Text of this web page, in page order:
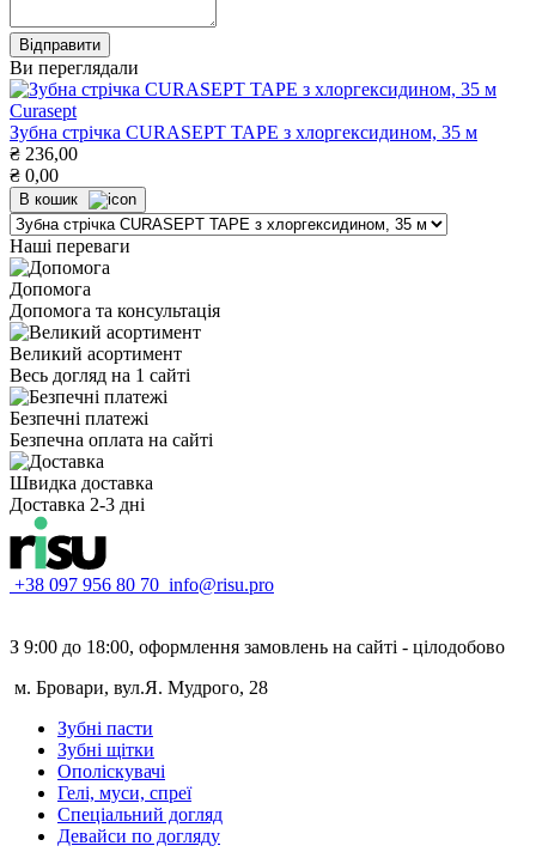
Ви переглядали
Curasept
Зубна стрічка CURASEPT TAPЕ з хлоргексидином, 35 м
₴ 236,00
₴ 0,00
В кошик
Наші переваги
Допомога
Допомога та консультація
Великий асортимент
Весь догляд на 1 сайті
Безпечні платежі
Безпечна оплата на сайті
Швидка доставка
Доставка 2-3 дні
+38 097 956 80 70 info@risu.pro
З 9:00 до 18:00, оформлення замовлень на сайті - цілодобово
м. Бровари, вул.Я. Мудрого, 28
Зубні пасти
Зубні щітки
Ополіскувачі
Гелі, муси, спреї
Спеціальний догляд
Девайси по догляду